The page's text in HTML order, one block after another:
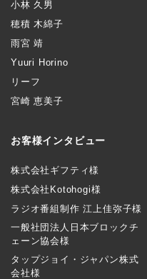
小林 久男
穂積 木綿子
雨宮 靖
Yuuri Horino
リーフ
宮崎 恵美子
お客様インタビュー
株式会社ギフティ様
株式会社Kotohogi様
ラジオ番組制作 江上佳弥子様
一般社団法人日本ブロックチ
ェーン協会様
タップジョイ・ジャパン株式
会社様